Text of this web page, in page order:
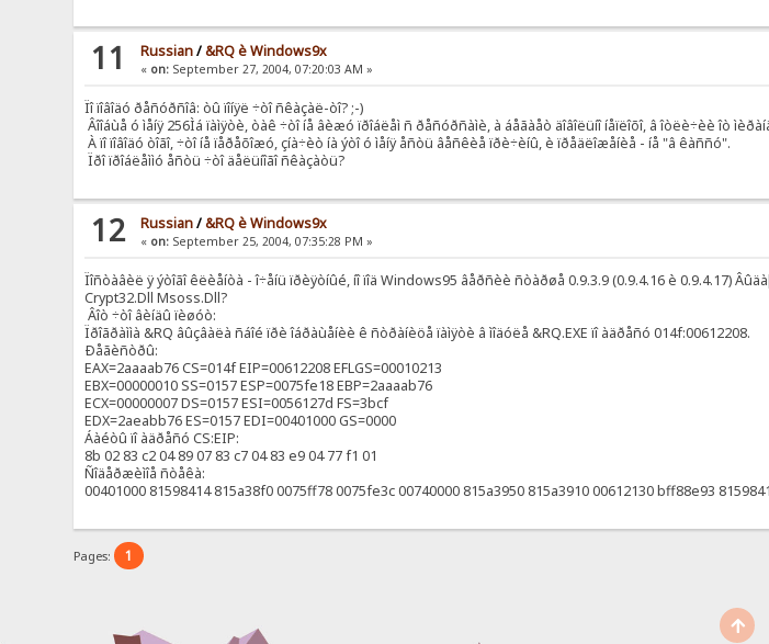
11 Russian/&RQ è Windows9x
« on: September 27, 2004, 07:20:03 AM »
Ïî ïîâîäó ðåñóðñîâ: òû ïîíÿë ÷òî ñêàçàë-òî? ;-)
Âîîáùå ó ìåíÿ 256Ìá ïàìÿòè, òàê ÷òî íå âèæó ïðîáëåì ñ ðåñóðñàìè, à áåãàåò äîâîëüíî íåïëîõî, â îòëè÷èè îò
À ïî ïîâîäó òîãî, ÷òî íå ïåðåõîæó, çíà÷èò íà ýòî ó ìåíÿ åñòü âåñêèå ïðè÷èíû, è ïðåäëîæåíèå - íå "â êàññó".
Ïðî ïðîáëåììó åñòü ÷òî äåëüíîãî ñêàçàòü?
12 Russian/&RQ è Windows9x
« on: September 25, 2004, 07:35:28 PM »
Ïîñòàâèë ÿ ýòîãî êëèåíòà - î÷åíü ïðèÿòíûé, íî ïîä Windows95 âåðñèè ñòàðøå 0.9.3.9 (0.9.4.16 è 0.9.4.17)
Crypt32.Dll Msoss.Dll?
Âîò ÷òî âèíäû ïèøóò:
Ïðîãðàììà &RQ âûçâàëà ñáîé ïðè îáðàùåíèè ê ñòðàíèöå ïàìÿòè â ìîäóëå &RQ.EXE ïî àäðåñó 014f:00612208.
Ðåãèñòðû:
EAX=2aaaab76 CS=014f EIP=00612208 EFLGS=00010213
EBX=00000010 SS=0157 ESP=0075fe18 EBP=2aaaab76
ECX=00000007 DS=0157 ESI=0056127d FS=3bcf
EDX=2aeabb76 ES=0157 EDI=00401000 GS=0000
Áàéòû ïî àäðåñó CS:EIP:
8b 02 83 c2 04 89 07 83 c7 04 83 e9 04 77 f1 01
Ñîäåðæèìîå ñòåêà:
00401000 81598414 815a38f0 0075ff78 0075fe3c 00740000 815a3950 815a3910 00612130 bff88e93
Pages: 1